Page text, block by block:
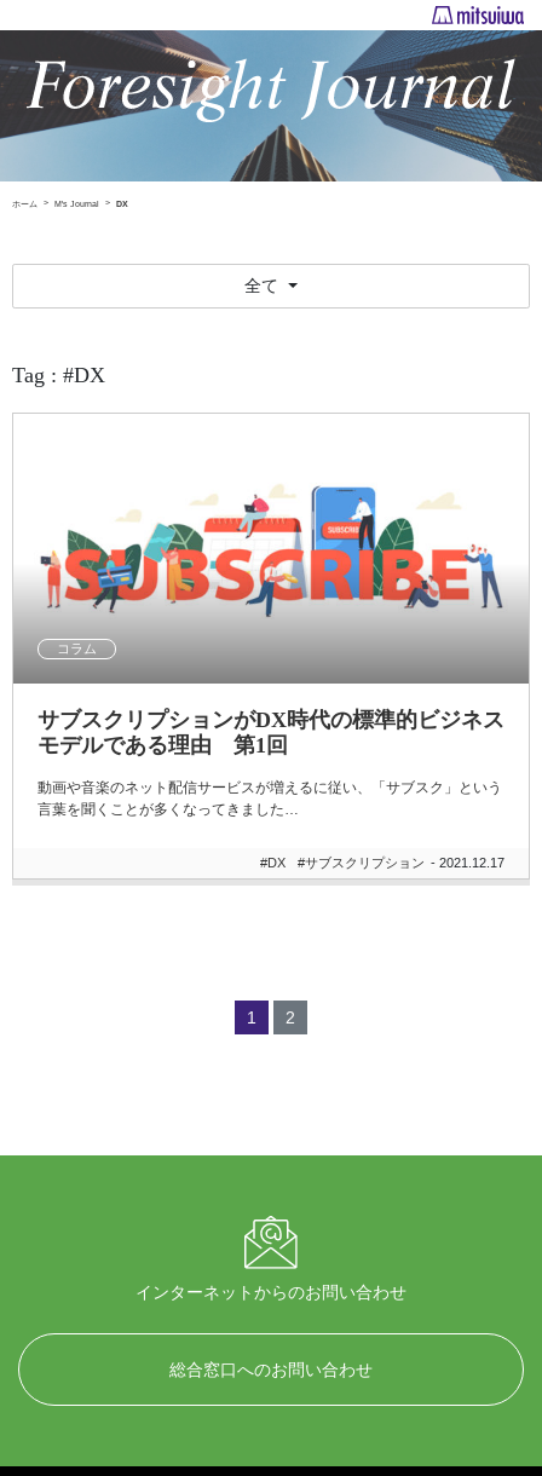
ホーム M's Journal DX
全て
Tag : #DX
コラム
サブスクリプションがDX時代の標準的ビジネス
モデルである理由 第1回
動画や音楽のネット配信サービスが増えるに従い、「サブスク」という
言葉を聞くことが多くなってきました…
#DX #サブスクリプション - 2021.12.17
1 2
インターネットからのお問い合わせ
総合窓口へのお問い合わせ